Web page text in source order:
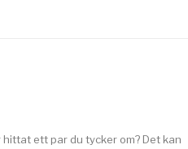
ett par du tycker om? Det kan